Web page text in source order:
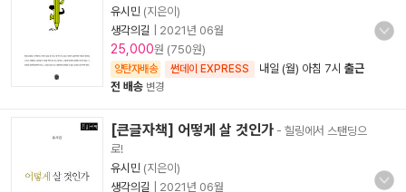
유시민 (지은이)
생각의길
2021년 06월
25,000원 (750원)
양탄자배송 썬데이 EXPRESS 내일 (월) 아침 7시 출근
전 배송 변경
[큰글자책] 어떻게 살 것인가 - 힐링에서 스탠딩으
로!
유시민 (지은이)
생각의길
2021년 06월